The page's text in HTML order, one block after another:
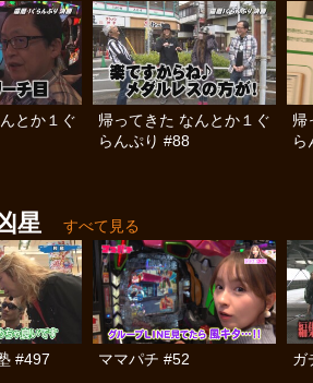
とか１ぐ
帰ってきた なんとか１ぐ
らんぷり #88
帰
ら
星 すべて見る
#497 ママパチ #52 ガ